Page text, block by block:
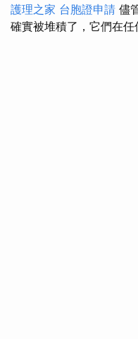
護理之家 台胞證申請 儘
確實被堆積了，它們在任